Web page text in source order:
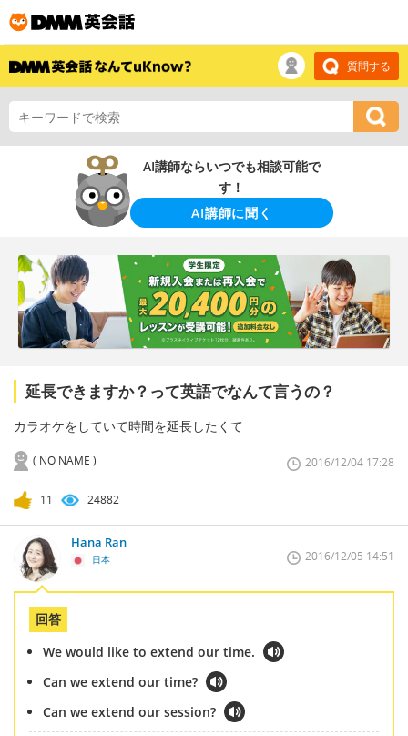
質問する
AI講師ならいつでも相談可能で
す！
AI講師に聞く
延長できますか？って英語でなんて言うの？
カラオケをしていて時間を延長したくて
( NO NAME ) 2016/12/04 17:28
11 24882
Hana Ran
日本 2016/12/05 14:51
回答
We would like to extend our time.
Can we extend our time?
Can we extend our session?